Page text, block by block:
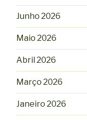
Junho 2026
Maio 2026
Abril 2026
Março 2026
Janeiro 2026